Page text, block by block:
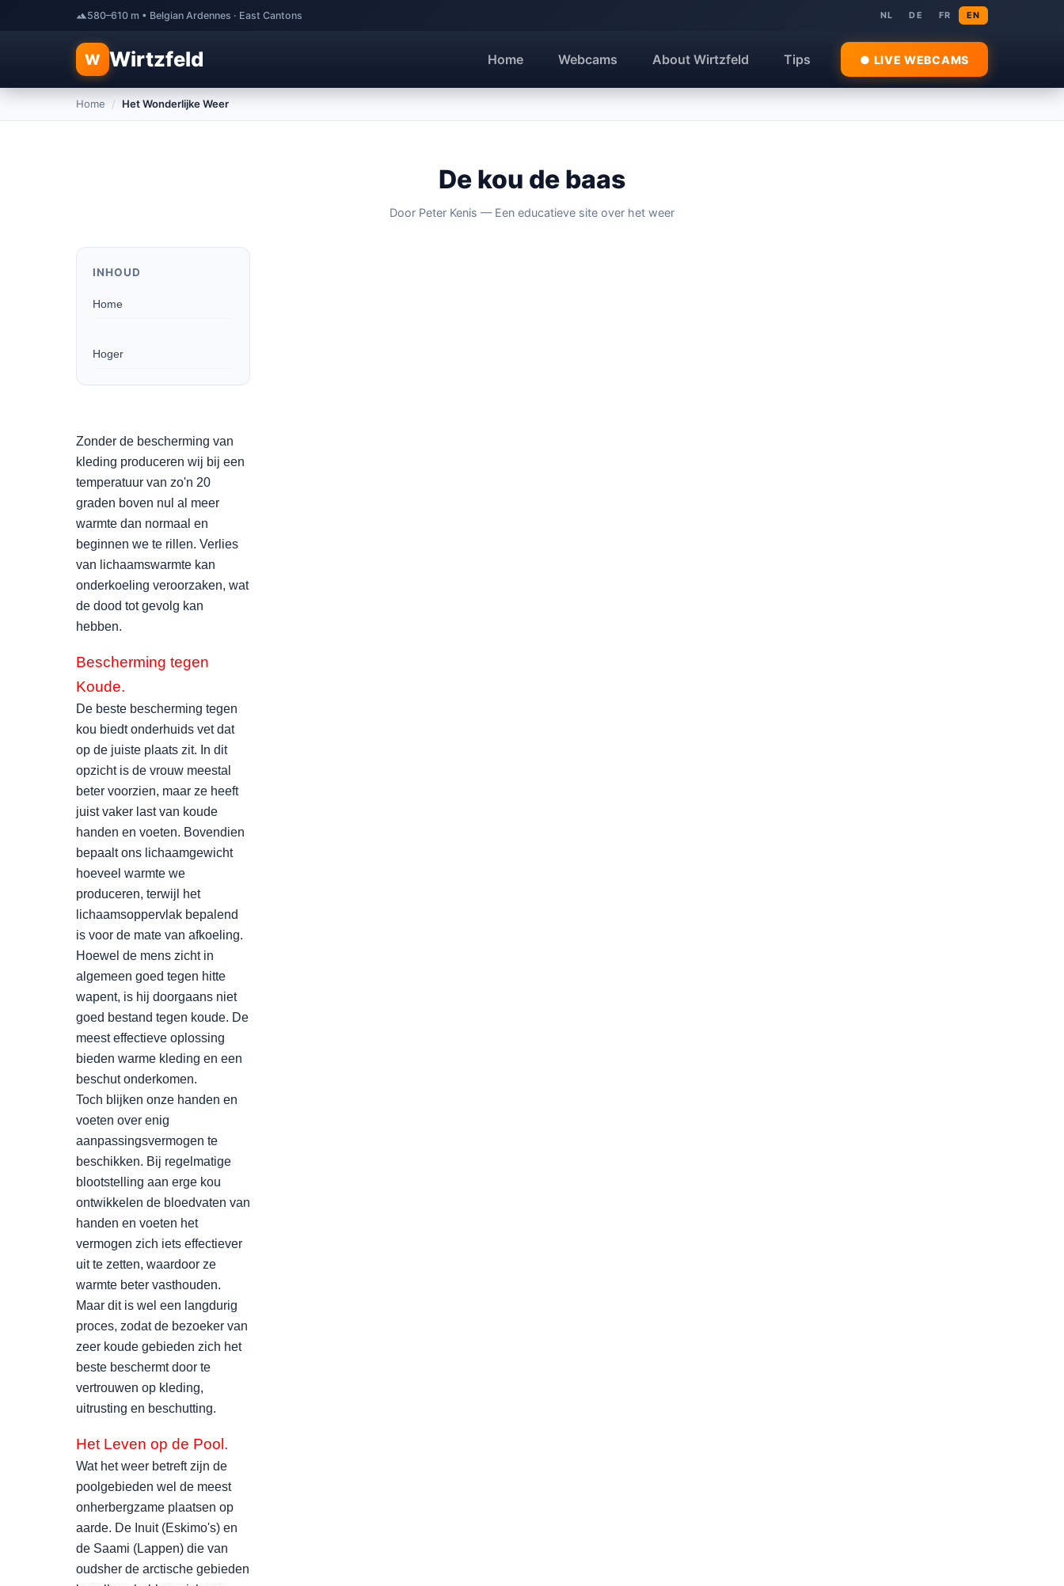
580–610 m • Belgian Ardennes · East Cantons NL DE FR EN
W Wirtzfeld Home Webcams About Wirtzfeld Tips ● LIVE WEBCAMS
Home / Het Wonderlijke Weer
De kou de baas
Door Peter Kenis — Een educatieve site over het weer
INHOUD
Home
Hoger
Zonder de bescherming van
kleding produceren wij bij een
temperatuur van zo'n 20
graden boven nul al meer
warmte dan normaal en
beginnen we te rillen. Verlies
van lichaamswarmte kan
onderkoeling veroorzaken, wat
de dood tot gevolg kan
hebben.
Bescherming tegen
Koude.
De beste bescherming tegen
kou biedt onderhuids vet dat
op de juiste plaats zit. In dit
opzicht is de vrouw meestal
beter voorzien, maar ze heeft
juist vaker last van koude
handen en voeten. Bovendien
bepaalt ons lichaamgewicht
hoeveel warmte we
produceren, terwijl het
lichaamsoppervlak bepalend
is voor de mate van afkoeling.
Hoewel de mens zicht in
algemeen goed tegen hitte
wapent, is hij doorgaans niet
goed bestand tegen koude. De
meest effectieve oplossing
bieden warme kleding en een
beschut onderkomen.
Toch blijken onze handen en
voeten over enig
aanpassingsvermogen te
beschikken. Bij regelmatige
blootstelling aan erge kou
ontwikkelen de bloedvaten van
handen en voeten het
vermogen zich iets effectiever
uit te zetten, waardoor ze
warmte beter vasthouden.
Maar dit is wel een langdurig
proces, zodat de bezoeker van
zeer koude gebieden zich het
beste beschermt door te
vertrouwen op kleding,
uitrusting en beschutting.
Het Leven op de Pool.
Wat het weer betreft zijn de
poolgebieden wel de meest
onherbergzame plaatsen op
aarde. De Inuit (Eskimo's) en
de Saami (Lappen) die van
oudsher de arctische gebieden